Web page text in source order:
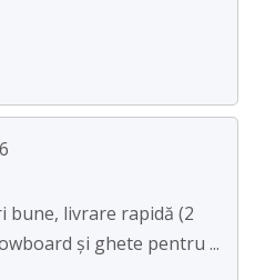
bune, livrare rapidă (2
și ghete pentru ...